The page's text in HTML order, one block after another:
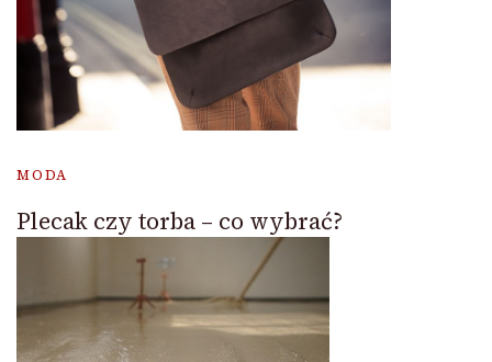
MODA
Plecak czy torba – co wybrać?